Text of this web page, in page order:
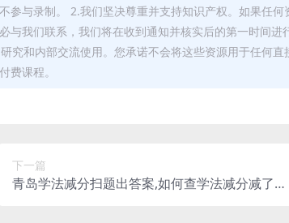
参与录制。 2.我们坚决尊重并支持知识产权。如果任何
与我们联系，我们将在收到通知并核实后的第一时间进
究和内部交流使用。您承诺不会将这些资源用于任何直
费课程。
下一篇
青岛学法减分扫题出答案,如何查学法减分减了多